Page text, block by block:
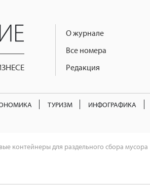
О журнале
Все номера
Редакция
ТУРИЗМ ИНФОГРАФИКА
контейнеры для раздельного сбора мусора